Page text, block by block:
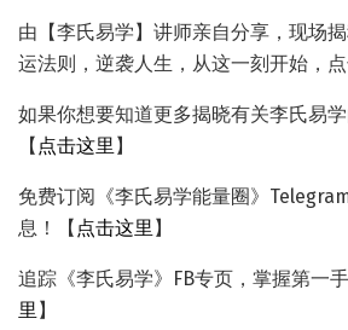
由【李氏易学】讲师亲自分享，现场
运法则，逆袭人生，从这一刻开始，
如果你想要知道更多揭晓有关李氏易
【 点击这里 】
免费订阅《李氏易学能量圈》
息！【 点击这里 】
追踪《李氏易学》FB专页，掌握第一
里 】